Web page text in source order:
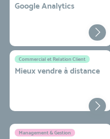
Google Analytics
Commercial et Relation Client
Mieux vendre à distance
Management & Gestion